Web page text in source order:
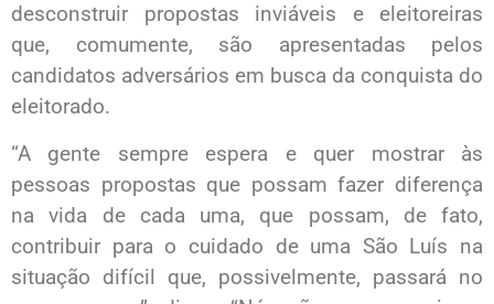
desconstruir propostas inviáveis e eleitoreiras
que, comumente, são apresentadas pelos
candidatos adversários em busca da conquista do
eleitorado.
“A gente sempre espera e quer mostrar às
pessoas propostas que possam fazer diferença
na vida de cada uma, que possam, de fato,
contribuir para o cuidado de uma São Luís na
situação difícil que, possivelmente, passará no